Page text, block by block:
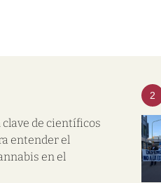
de científicos
entender el
en el
2